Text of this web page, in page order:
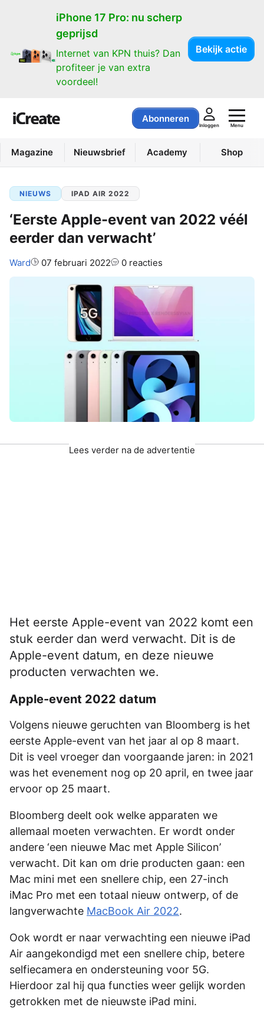
iPhone 17 Pro: nu scherp
geprijsd
Internet van KPN thuis? Dan
profiteer je van extra
voordeel!
Bekijk actie
Abonneren
Inloggen Menu
Magazine Nieuwsbrief Academy Shop
NIEUWS IPAD AIR 2022
‘Eerste Apple-event van 2022 véél
eerder dan verwacht’
Auteur:
Ward 07 februari 2022 0 reacties
Lees verder na de advertentie
Het eerste Apple-event van 2022 komt een
stuk eerder dan werd verwacht. Dit is de
Apple-event datum, en deze nieuwe
producten verwachten we.
Apple-event 2022 datum
Volgens nieuwe geruchten van Bloomberg is het
eerste Apple-event van het jaar al op 8 maart.
Dit is veel vroeger dan voorgaande jaren: in 2021
was het evenement nog op 20 april, en twee jaar
ervoor op 25 maart.
Bloomberg deelt ook welke apparaten we
allemaal moeten verwachten. Er wordt onder
andere ‘een nieuwe Mac met Apple Silicon’
verwacht. Dit kan om drie producten gaan: een
Mac mini met een snellere chip, een 27-inch
iMac Pro met een totaal nieuw ontwerp, of de
langverwachte MacBook Air 2022.
Ook wordt er naar verwachting een nieuwe iPad
Air aangekondigd met een snellere chip, betere
selfiecamera en ondersteuning voor 5G.
Hierdoor zal hij qua functies weer gelijk worden
getrokken met de nieuwste iPad mini.